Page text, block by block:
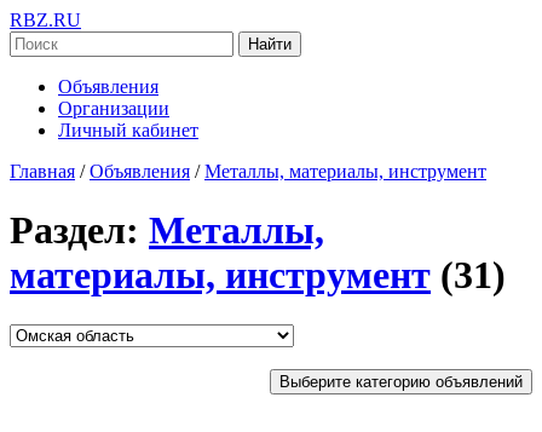
RBZ.RU
Найти
Объявления
Организации
Личный кабинет
Главная / Объявления / Металлы, материалы, инструмент
Раздел: Металлы,
материалы, инструмент (31)
Выберите категорию объявлений